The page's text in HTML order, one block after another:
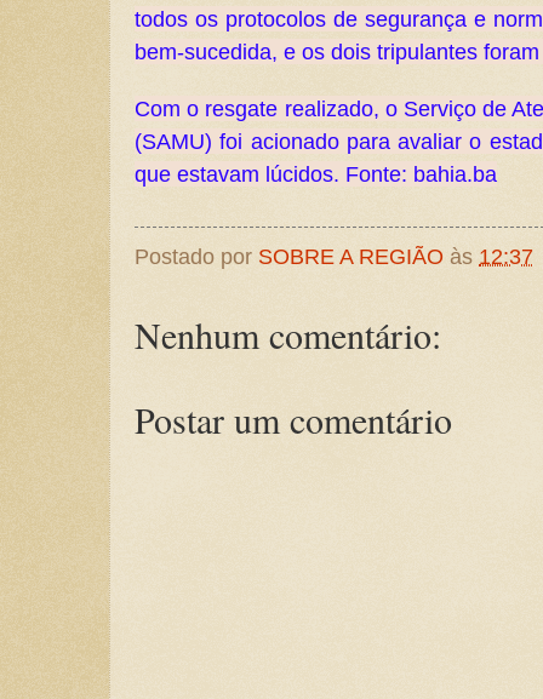
todos os protocolos de segurança e
bem-sucedida, e os dois tripulantes
Com o resgate realizado, o Serviço de
(SAMU) foi acionado para avaliar o
que estavam lúcidos. Fonte: bahia.ba
Postado por SOBRE A REGIÃO às 12:37
Nenhum comentário:
Postar um comentário